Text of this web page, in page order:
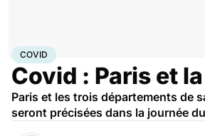
AccueilSanté
COVID
Covid : Paris et
Paris et les trois départements de
seront précisées dans la journée